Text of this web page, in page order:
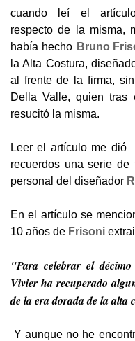
cuando leí el
respecto de la misma,
había hecho Bruno
la Alta Costura,
al frente de la firma,
Della Valle, quien tras
resucitó la misma.
Leer el artículo me
recuerdos una serie
personal del diseñador
En el artículo se
10 años de Frisoni
"Para celebrar el
Vivier ha recuperado
de la era dorada de la
Y aunque no he